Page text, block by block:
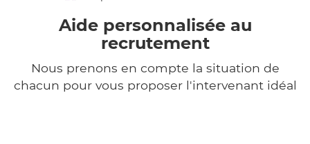
Aide personnalisée au
recrutement
Nous prenons en compte la situation de
chacun pour vous proposer l'intervenant idéal